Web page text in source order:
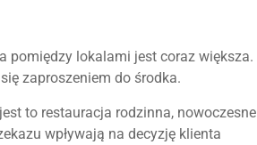
pomiędzy lokalami jest coraz większa.
zaproszeniem do środka.
to restauracja rodzinna, nowoczesne
wpływają na decyzję klienta